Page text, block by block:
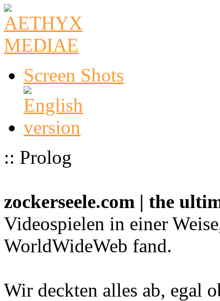
Screen Shots
:: Prolog
zockerseele.com | the
Videospielen in einer
WorldWideWeb fand.
Wir deckten alles ab, egal